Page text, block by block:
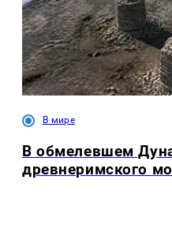
В мире
В обмелевшем
древнеримского